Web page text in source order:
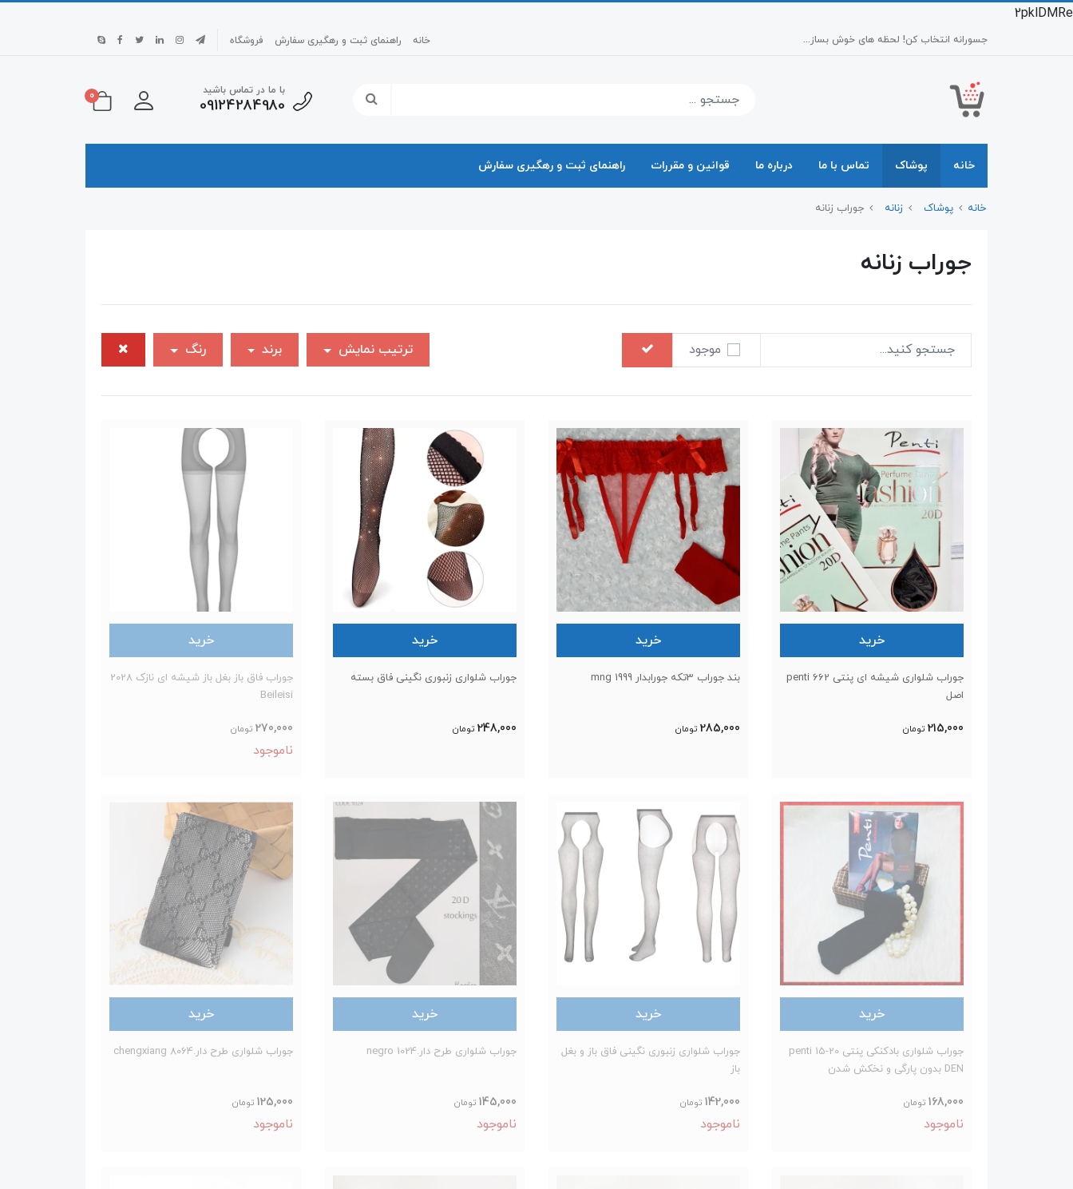
2pklDMRe
جسورانه انتخاب کن! لحظه های خوش بساز... خانه راهنمای ثبت و رهگیری سفارش فروشگاه
با ما در تماس باشید
09124284980
0
خانه پوشاک تماس با ما درباره ما قوانین و مقررات راهنمای ثبت و رهگیری سفارش
خانه پوشاک زنانه جوراب زنانه
جوراب زنانه
موجود ترتیب نمایش برند رنگ
خرید
جوراب شلواری شیشه ای پنتی penti 662
اصل
215,000 تومان
خرید
بند جوراب 3تکه جورابدار 1999 mng
285,000 تومان
خرید
جوراب شلواری زنبوری نگینی فاق بسته
248,000 تومان
خرید
جوراب فاق باز بغل باز شیشه ای نازک 2028
Beileisi
270,000 تومان
ناموجود
خرید
جوراب شلواری بادکنکی پنتی penti 15-20
DEN بدون پارگی و نخکش شدن
168,000 تومان
ناموجود
خرید
جوراب شلواری زنبوری نگینی فاق باز و بغل
باز
142,000 تومان
ناموجود
خرید
جوراب شلواری طرح دار.negro 1024
145,000 تومان
ناموجود
خرید
جوراب شلواری طرح دار.8064 chengxiang
125,000 تومان
ناموجود